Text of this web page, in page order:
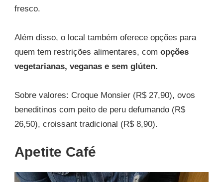
fresco.
Além disso, o local também oferece opções para
quem tem restrições alimentares, com opções
vegetarianas, veganas e sem glúten.
Sobre valores: Croque Monsier (R$ 27,90), ovos
beneditinos com peito de peru defumando (R$
26,50), croissant tradicional (R$ 8,90).
Apetite Café